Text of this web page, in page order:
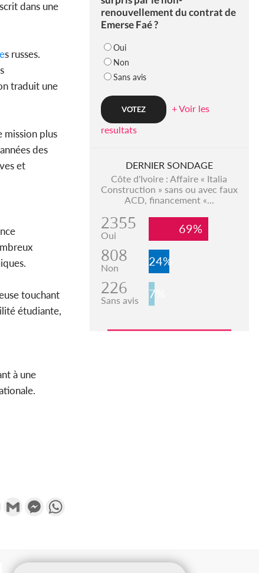
dans une
s russes.
traduit une
mission plus
des
et
touchant
étudiante,
à une
Email Gmail Messenger
renouvellement du contrat de
Emerse Faé ?
Oui
Non
Sans avis
+ Voir les
resultats
DERNIER SONDAGE
Côte d'Ivoire : Affaire « Italia
Construction » sans ou avec faux
ACD, financement «...
2355
Oui 69%
808
Non 24%
226
Sans avis 7%